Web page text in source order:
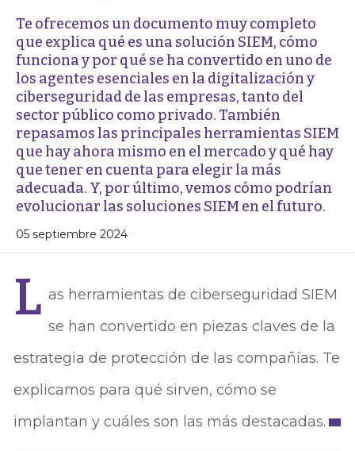
Te ofrecemos un documento muy completo
que explica qué es una solución SIEM, cómo
funciona y por qué se ha convertido en uno de
los agentes esenciales en la digitalización y
ciberseguridad de las empresas, tanto del
sector público como privado. También
repasamos las principales herramientas SIEM
que hay ahora mismo en el mercado y qué hay
que tener en cuenta para elegir la más
adecuada. Y, por último, vemos cómo podrían
evolucionar las soluciones SIEM en el futuro.
05 septiembre 2024
L as herramientas de ciberseguridad SIEM
se han convertido en piezas claves de la
estrategia de protección de las compañías. Te
explicamos para qué sirven, cómo se
implantan y cuáles son las más destacadas.